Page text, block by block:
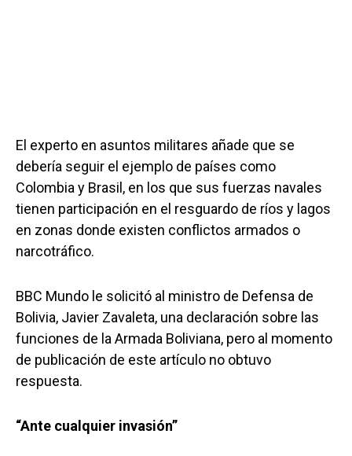
El experto en asuntos militares añade que se
debería seguir el ejemplo de países como
Colombia y Brasil, en los que sus fuerzas navales
tienen participación en el resguardo de ríos y lagos
en zonas donde existen conflictos armados o
narcotráfico.
BBC Mundo le solicitó al ministro de Defensa de
Bolivia, Javier Zavaleta, una declaración sobre las
funciones de la Armada Boliviana, pero al momento
de publicación de este artículo no obtuvo
respuesta.
“Ante cualquier invasión”